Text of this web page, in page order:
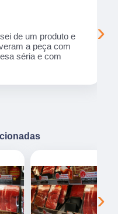
de um produto e
a peça com
séria e com
›
›